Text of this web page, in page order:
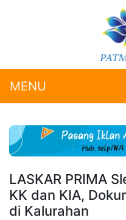
MENU
LASKAR PRIMA
KK dan KIA,
di Kalurahan